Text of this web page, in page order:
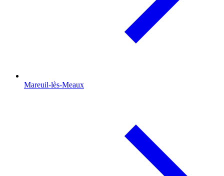
Mareuil-lès-Meaux